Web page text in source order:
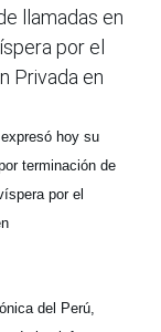
llamadas en
por el
Privada en
hoy su
terminación de
por el
del Perú,